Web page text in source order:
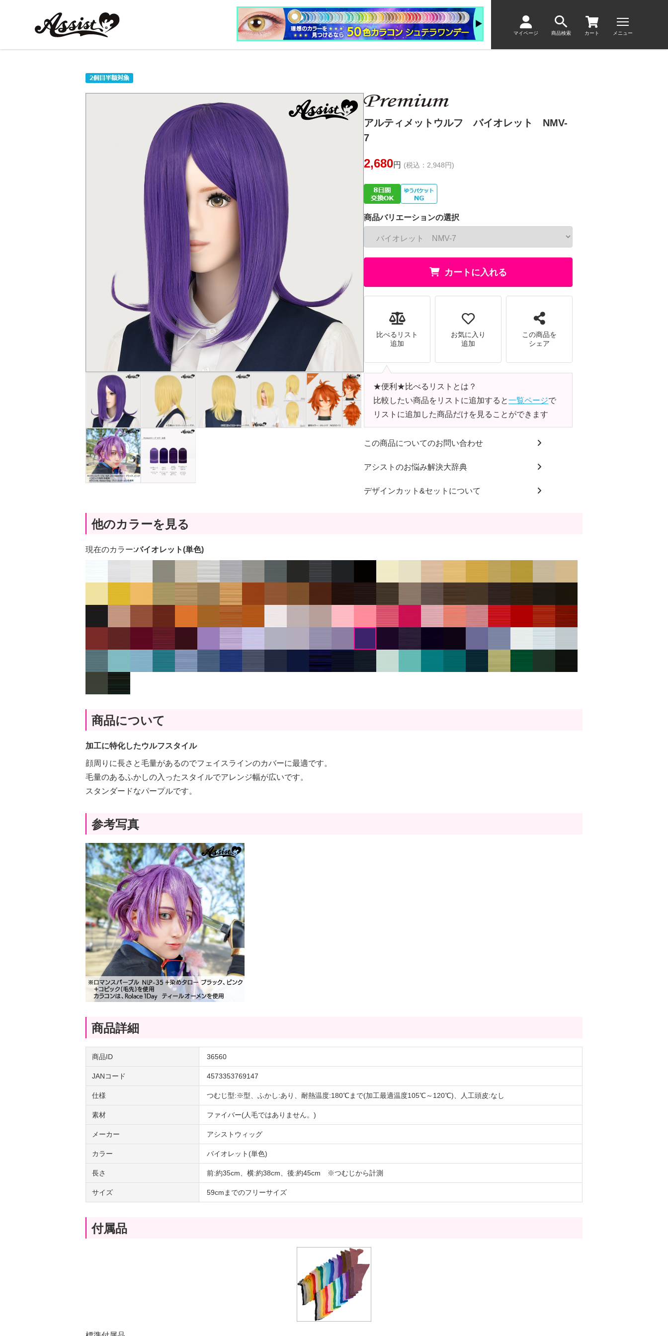
マイページ 商品検索 カート メニュー
アルティメットウルフ バイオレット NMV-
7
2,680円 (税込：2,948円)
商品バリエーションの選択
カートに入れる
比べるリスト
追加
お気に入り
追加
この商品を
シェア
★便利★比べるリストとは？
比較したい商品をリストに追加すると一覧ページで
リストに追加した商品だけを見ることができます
この商品についてのお問い合わせ
アシストのお悩み解決大辞典
デザインカット&セットについて
他のカラーを見る
現在のカラー:バイオレット(単色)
商品について
加工に特化したウルフスタイル
顔周りに長さと毛量があるのでフェイスラインのカバーに最適です。
毛量のあるふかしの入ったスタイルでアレンジ幅が広いです。
スタンダードなパープルです。
参考写真
商品詳細
商品ID 36560
JANコード 4573353769147
仕様 つむじ型:※型、ふかし:あり、耐熱温度:180℃まで(加工最適温度105℃～120℃)、人工頭皮:なし
素材 ファイバー(人毛ではありません。)
メーカー アシストウィッグ
カラー バイオレット(単色)
長さ 前:約35cm、横:約38cm、後:約45cm ※つむじから計測
サイズ 59cmまでのフリーサイズ
付属品